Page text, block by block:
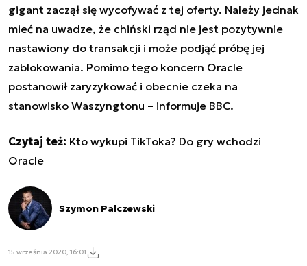
gigant zaczął się wycofywać z tej oferty. Należy jednak
mieć na uwadze, że chiński rząd nie jest pozytywnie
nastawiony do transakcji i może podjąć próbę jej
zablokowania. Pomimo tego koncern Oracle
postanowił zaryzykować i obecnie czeka na
stanowisko Waszyngtonu – informuje BBC.
Czytaj też: Kto wykupi TikToka? Do gry wchodzi
Oracle
Szymon Palczewski
15 września 2020, 16:01